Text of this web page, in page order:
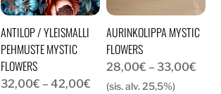
ANTILOP / YLEISMALLI
PEHMUSTE MYSTIC
FLOWERS
32,00€ – 42,00€ Hintaluokka:
AURINKOLIPPA MYSTIC
FLOWERS
28,00€ – 33,00€
(sis. alv. 25,5%)